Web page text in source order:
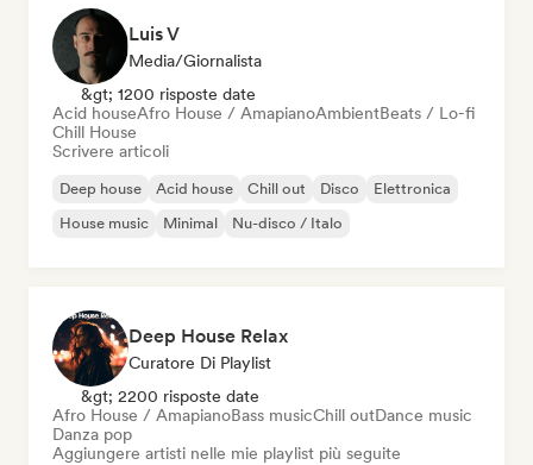
Luis V
Media/Giornalista
&gt; 1200 risposte date
Acid houseAfro House / AmapianoAmbientBeats / Lo-fi
Chill House
Scrivere articoli
Deep house Acid house Chill out Disco
Elettronica
House music
Minimal Nu-disco / Italo
Deep House Relax
Curatore Di Playlist
&gt; 2200 risposte date
Afro House / AmapianoBass musicChill outDance music
Danza pop
Aggiungere artisti nelle mie playlist più seguite